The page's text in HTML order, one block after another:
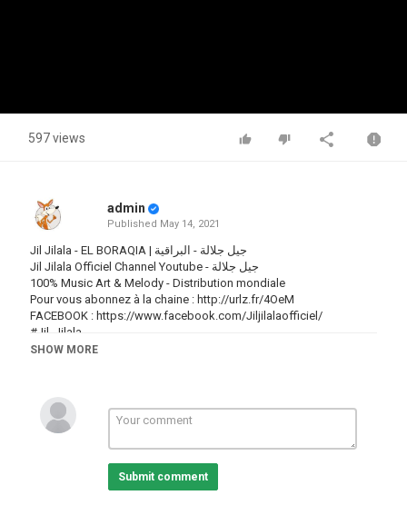
597 views
admin
Published May 14, 2021
Jil Jilala - EL BORAQIA | جيل جلالة - البراقية
Jil Jilala Officiel Channel Youtube - جيل جلالة
100% Music Art & Melody - Distribution mondiale
Pour vous abonnez à la chaine : http://urlz.fr/4OeM
FACEBOOK : https://www.facebook.com/Jiljilalaofficiel/
#Jil_Jilala
#جيل_جيلالة
Category
Jil Jilala
SHOW MORE
Submit comment